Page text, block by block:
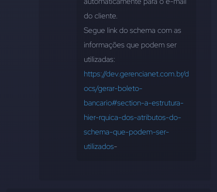
do cliente.
Segue link do schema com as
informações que podem ser
https://dev.gerencianet.com.br/d
ocs/gerar-boleto-
bancario#section-a-estrutura-
hier-rquica-dos-atributos-do-
schema-que-podem-ser-
utilizados-